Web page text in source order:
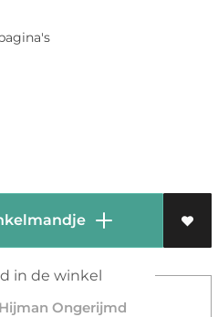
in de winkel
Ongerijmd